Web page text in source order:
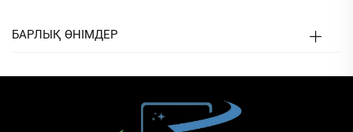
БАРЛЫҚ ӨНІМДЕР